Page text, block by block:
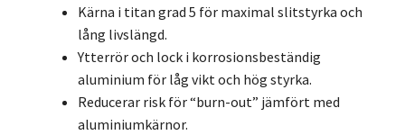
Kärna i titan grad 5 för maximal slitstyrka och
lång livslängd.
Ytterrör och lock i korrosionsbeständig
aluminium för låg vikt och hög styrka.
Reducerar risk för “burn-out” jämfört med
aluminiumkärnor.